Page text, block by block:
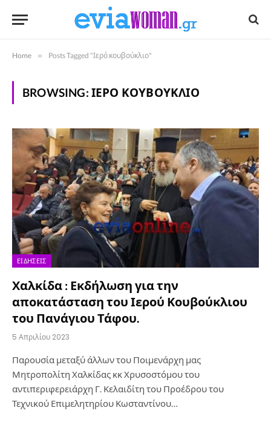
Home » Posts Tagged "Ιερό κουβούκλιο"
BROWSING: ΙΕΡΌ ΚΟΥΒΟΎΚΛΙΟ
ΕΙΔΉΣΕΙΣ
Χαλκίδα : Εκδήλωση για την
αποκατάσταση του Ιερού Κουβούκλιου
του Πανάγιου Τάφου.
5 Απριλίου 2023
Παρουσία μεταξύ άλλων του Ποιμενάρχη μας
Μητροπολίτη Χαλκίδας κκ Χρυσοστόμου του
αντιπεριφερειάρχη Γ. Κελαιδίτη του Προέδρου του
Τεχνικού Επιμελητηρίου Κωσταντίνου…